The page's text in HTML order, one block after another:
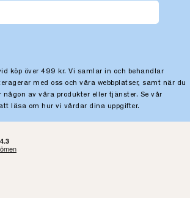
köp över 499 kr. Vi samlar in och behandlar
med oss och våra webbplatser, samt när du
någon av våra produkter eller tjänster. Se vår
läsa om hur vi vårdar dina uppgifter.